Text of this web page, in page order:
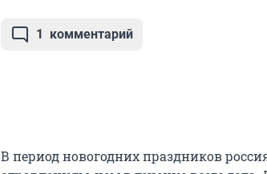
1 комментарий
В период новогодних праздников